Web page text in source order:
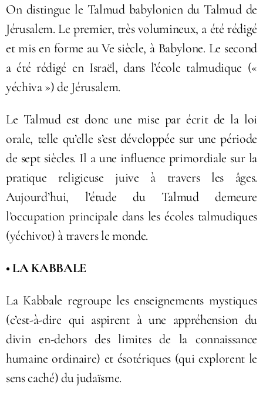
On distingue le Talmud babylonien du Talmud de
Jérusalem. Le premier, très volumineux, a été rédigé
et mis en forme au Ve siècle, à Babylone. Le second
a été rédigé en Israël, dans l’école talmudique («
yéchiva ») de Jérusalem.
Le Talmud est donc une mise par écrit de la loi
orale, telle qu’elle s’est développée sur une période
de sept siècles. Il a une influence primordiale sur la
pratique religieuse juive à travers les âges.
Aujourd’hui, l’étude du Talmud demeure
l’occupation principale dans les écoles talmudiques
(yéchivot) à travers le monde.
• LA KABBALE
La Kabbale regroupe les enseignements mystiques
(c’est-à-dire qui aspirent à une appréhension du
divin en-dehors des limites de la connaissance
humaine ordinaire) et ésotériques (qui explorent le
sens caché) du judaïsme.